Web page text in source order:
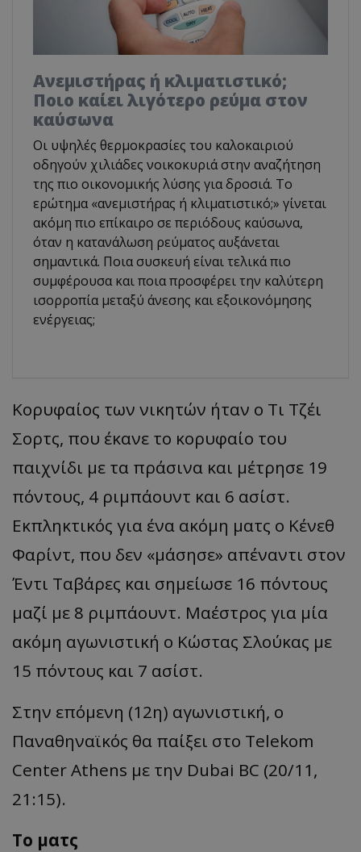
Ανεμιστήρας ή κλιματιστικό;
Ποιο καίει λιγότερο ρεύμα στον
καύσωνα
Οι υψηλές θερμοκρασίες του καλοκαιριού
οδηγούν χιλιάδες νοικοκυριά στην αναζήτηση
της πιο οικονομικής λύσης για δροσιά. Το
ερώτημα «ανεμιστήρας ή κλιματιστικό;» γίνεται
ακόμη πιο επίκαιρο σε περιόδους καύσωνα,
όταν η κατανάλωση ρεύματος αυξάνεται
σημαντικά. Ποια συσκευή είναι τελικά πιο
συμφέρουσα και ποια προσφέρει την καλύτερη
ισορροπία μεταξύ άνεσης και εξοικονόμησης
ενέργειας;
Κορυφαίος των νικητών ήταν ο Τι Τζέι
Σορτς, που έκανε το κορυφαίο του
παιχνίδι με τα πράσινα και μέτρησε 19
πόντους, 4 ριμπάουντ και 6 ασίστ.
Εκπληκτικός για ένα ακόμη ματς ο Κένεθ
Φαρίντ, που δεν «μάσησε» απέναντι στον
Έντι Ταβάρες και σημείωσε 16 πόντους
μαζί με 8 ριμπάουντ. Μαέστρος για μία
ακόμη αγωνιστική ο Κώστας Σλούκας με
15 πόντους και 7 ασίστ.
Στην επόμενη (12η) αγωνιστική, ο
Παναθηναϊκός θα παίξει στο Telekom
Center Athens με την Dubai BC (20/11,
21:15).
Το ματς